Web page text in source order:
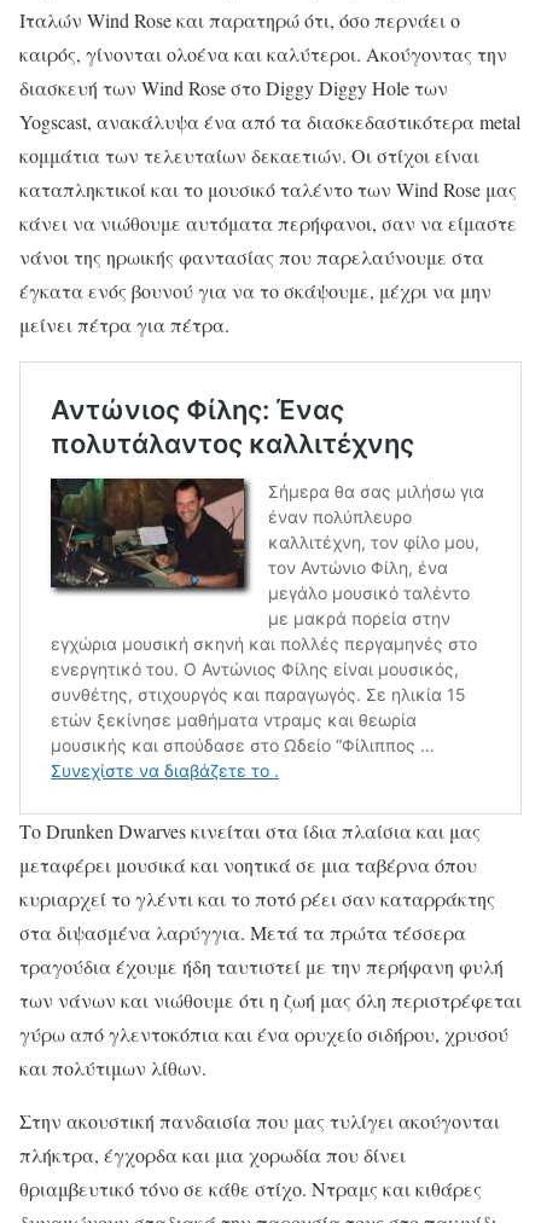
Iταλών Wind Rose και παρατηρώ ότι, όσο περνάει ο
καιρός, γίνονται ολοένα και καλύτεροι. Ακούγοντας την
διασκευή των Wind Rose στο Diggy Diggy Hole των
Yogscast, ανακάλυψα ένα από τα διασκεδαστικότερα metal
κομμάτια των τελευταίων δεκαετιών. Οι στίχοι είναι
καταπληκτικοί και το μουσικό ταλέντο των Wind Rose μας
κάνει να νιώθουμε αυτόματα περήφανοι, σαν να είμαστε
νάνοι της ηρωικής φαντασίας που παρελαύνουμε στα
έγκατα ενός βουνού για να το σκάψουμε, μέχρι να μην
μείνει πέτρα για πέτρα.
ΤοDrunken Dwarves κινείται στα ίδια πλαίσια και μας
μεταφέρει μουσικά και νοητικά σε μια ταβέρνα όπου
κυριαρχεί το γλέντι και το ποτό ρέει σαν καταρράκτης
στα διψασμένα λαρύγγια. Μετά ταπρώτα τέσσερα
τραγούδια έχουμε ήδη ταυτιστεί με την περήφανη φυλή
των νάνων και νιώθουμε ότι η ζωή μας όλη περιστρέφεται
γύρω από γλεντοκόπια και ένα ορυχείο σιδήρου, χρυσού
και πολύτιμων λίθων.
Στην ακουστική πανδαισία που μας τυλίγει ακούγονται
πλήκτρα, έγχορδα και μια χορωδία που δίνει
θριαμβευτικό τόνο σε κάθε στίχο. Ντραμς και κιθάρες